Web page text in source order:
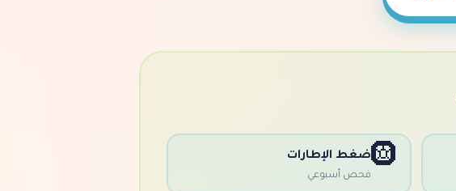
🛞ضغط الإطارات
فحص أسبوعي